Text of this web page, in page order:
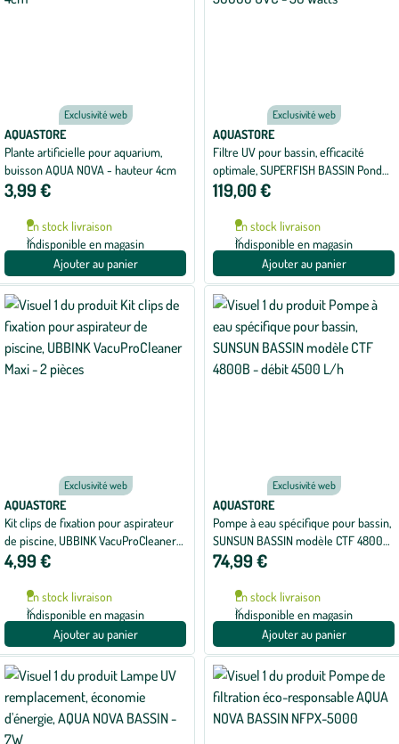
Exclusivité web
AQUASTORE
Plante artificielle pour aquarium,
buisson AQUA NOVA - hauteur 4cm
3,99 €
En stock livraison
Indisponible en magasin
Ajouter au panier
Exclusivité web
AQUASTORE
Filtre UV pour bassin, efficacité
optimale, SUPERFISH BASSIN Pond
Clear 30000 UVC - 36 Watts
119,00 €
En stock livraison
Indisponible en magasin
Ajouter au panier
Exclusivité web
AQUASTORE
Kit clips de fixation pour aspirateur
de piscine, UBBINK VacuProCleaner
Maxi - 2 pièces
4,99 €
En stock livraison
Indisponible en magasin
Ajouter au panier
Exclusivité web
AQUASTORE
Pompe à eau spécifique pour bassin,
SUNSUN BASSIN modèle CTF 4800B
- débit 4500 L/h
74,99 €
En stock livraison
Indisponible en magasin
Ajouter au panier